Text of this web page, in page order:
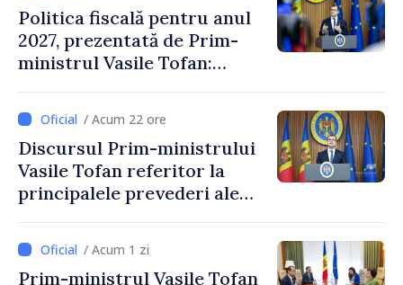
Politica fiscală pentru anul
2027, prezentată de Prim-
ministrul Vasile Tofan:
stimularea investițiilor și o
taxare mai echitabilă
/ Acum 22 ore
Discursul Prim-ministrului
Vasile Tofan referitor la
principalele prevederi ale
2027
/ Acum 1 zi
Prim-ministrul Vasile Tofan